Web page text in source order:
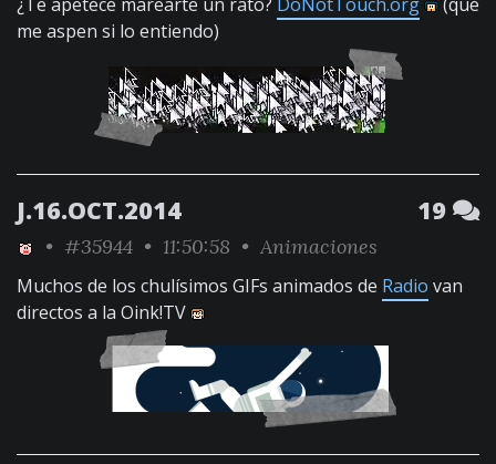
me aspen si lo entiendo)
J.16.OCT.2014 19
• #35944 • 11:50:58 • Animaciones
Muchos de los chulísimos GIFs animados de Radio van
directos a la Oink!TV